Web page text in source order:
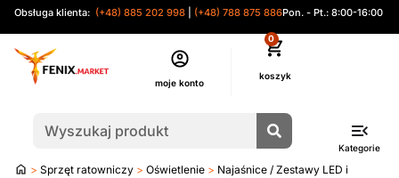
Obsługa klienta: (+48) 885 202 998 (+48) 788 875 886Pon. - Pt.: 8:00-16:00
moje konto
0
Kategorie
Strona
> Sprzęt ratowniczy > Oświetlenie > Najaśnice / Zestawy LED i